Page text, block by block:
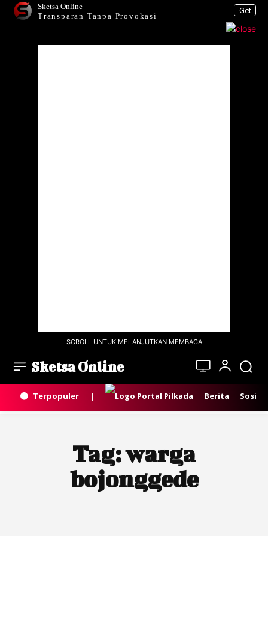
Get
Sketsa Online
Transparan Tanpa Provokasi
SCROLL UNTUK MELANJUTKAN MEMBACA
Sketsa Online
Terpopuler | Berita Sosial
Tag:warga
bojonggede